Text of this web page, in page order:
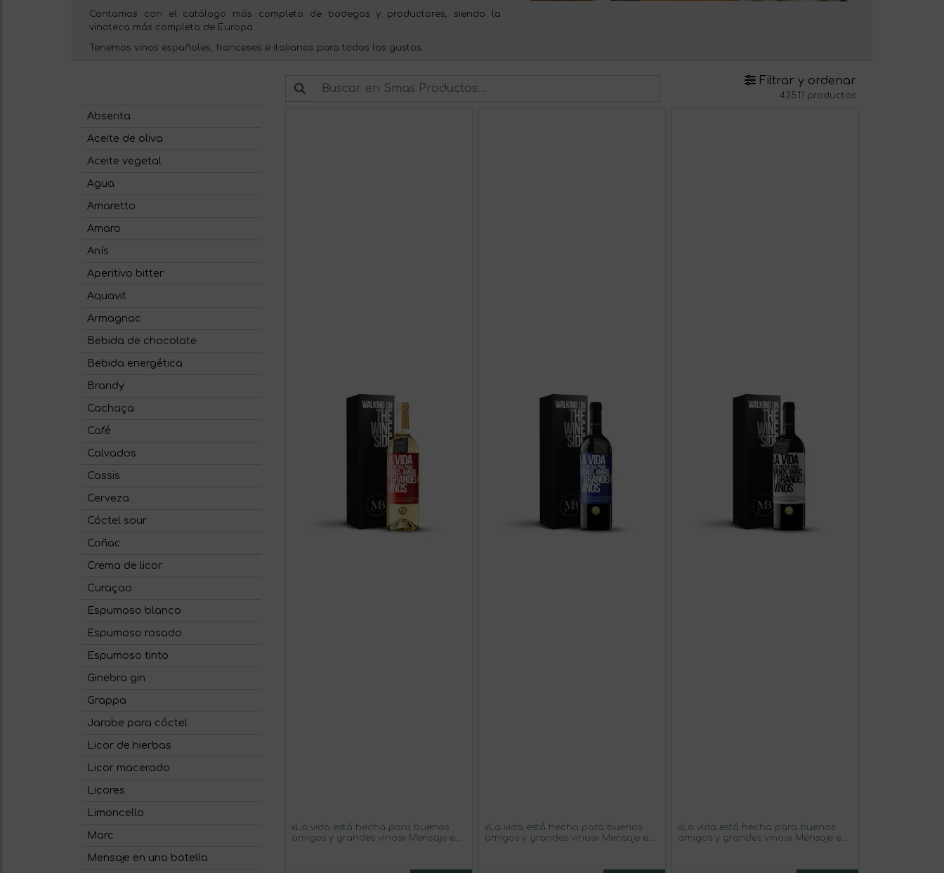
Contamos con el catálogo más completo de bodegas y productores, siendo la
vinoteca más completa de Europa.
Tenemos vinos españoles, franceses e italianos para todos los gustos.
Filtrar y ordenar
42511 productos
Absenta
Aceite de oliva
Aceite vegetal
Agua
Amaretto
Amaro
Anís
Aperitivo bitter
Aquavit
Armagnac
Bebida de chocolate
Bebida energética
Brandy
Cachaça
Café
Calvados
Cassis
Cerveza
Cóctel sour
Coñac
Crema de licor
Curaçao
Espumoso blanco
Espumoso rosado
Espumoso tinto
Ginebra gin
Grappa
Jarabe para cóctel
Licor de hierbas
Licor macerado
Licores
Limoncello
Marc
Mensaje en una botella
«La vida está hecha para buenos
amigos y grandes vinos» Mensaje en
«La vida está hecha para buenos
amigos y grandes vinos» Mensaje en
«La vida está hecha para buenos
amigos y grandes vinos» Mensaje en